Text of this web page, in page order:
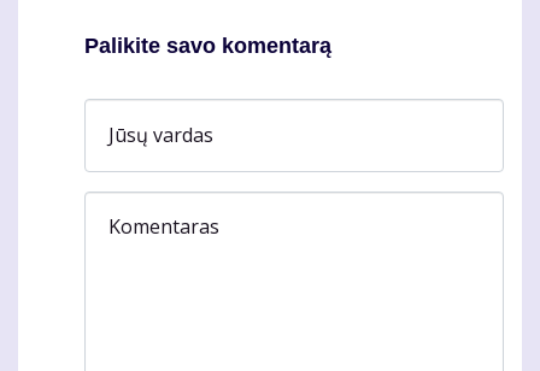
Palikite savo komentarą
Jūsų vardas
Komentaras